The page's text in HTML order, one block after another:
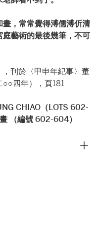
，常常覺得溥儒溥伒清
藝術的最後幾筆，不可
刊於〈甲申年紀事〉董
四年），頁181
CHIAO（LOTS 602-
（編號 602-604）